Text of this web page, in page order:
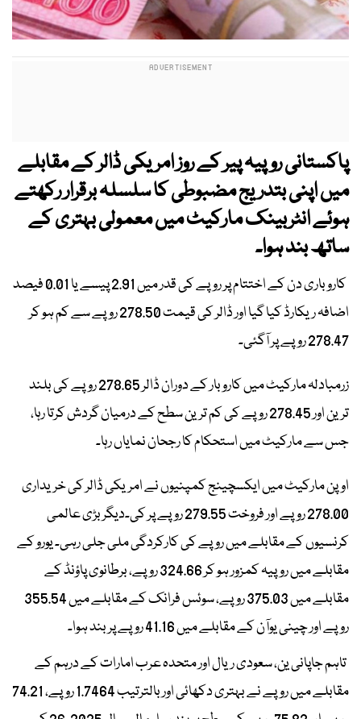
پاکستانی روپیہ پیر کے روز امریکی ڈالر کے مقابلے
میں اپنی بتدریج مضبوطی کا سلسلہ برقرار رکھتے
ہوئے انٹربینک مارکیٹ میں معمولی بہتری کے
ساتھ بند ہوا۔
کاروباری دن کے اختتام پر روپے کی قدر میں 2.91 پیسے یا 0.01 فیصد
اضافہ ریکارڈ کیا گیا اور ڈالر کی قیمت 278.50 روپے سے کم ہو کر
278.47 روپے پر آگئی۔
زرمبادلہ مارکیٹ میں کاروبار کے دوران ڈالر 278.65 روپے کی بلند
ترین اور 278.45 روپے کی کم ترین سطح کے درمیان گردش کرتا رہا،
جس سے مارکیٹ میں استحکام کا رجحان نمایاں رہا۔
اوپن مارکیٹ میں ایکسچینج کمپنیوں نے امریکی ڈالر کی خریداری
278.00 روپے اور فروخت 279.55 روپے پر کی۔دیگر بڑی عالمی
کرنسیوں کے مقابلے میں روپے کی کارکردگی ملی جلی رہی۔ یورو کے
مقابلے میں روپیہ کمزور ہو کر 324.66 روپے، برطانوی پاؤنڈ کے
مقابلے میں 375.03 روپے، سوئس فرانک کے مقابلے میں 355.54
روپے اور چینی یوآن کے مقابلے میں 41.16 روپے پر بند ہوا۔
تاہم جاپانی ین، سعودی ریال اور متحدہ عرب امارات کے درہم کے
مقابلے میں روپے نے بہتری دکھائی اور بالترتیب 1.7464 روپے، 74.21